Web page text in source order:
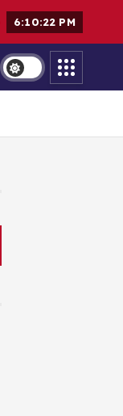
6:10:23 PM